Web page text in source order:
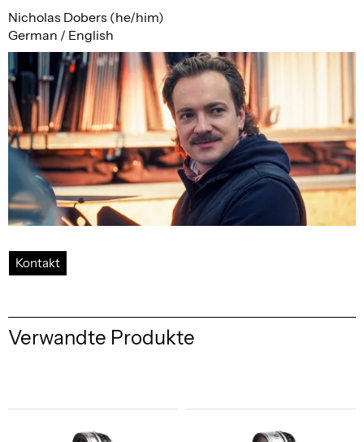
Nicholas Dobers (he/him)
German / English
Kontakt
Verwandte Produkte